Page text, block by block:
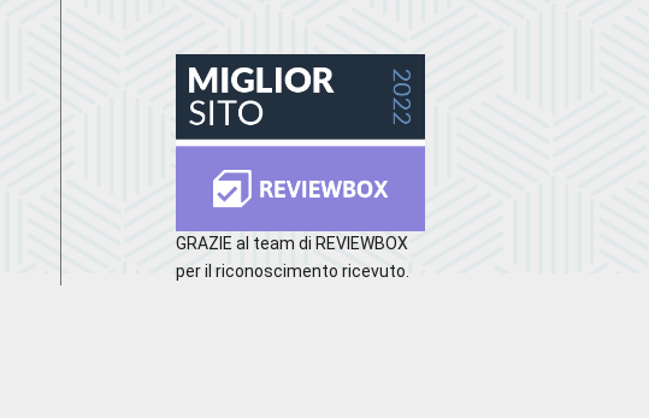
GRAZIE al team di REVIEWBOX
per il riconoscimento ricevuto.